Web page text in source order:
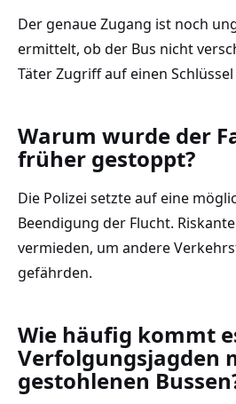
Der genaue Zugang ist noch
ermittelt, ob der Bus nicht
Täter Zugriff auf einen
Warum wurde der
früher gestoppt?
Die Polizei setzte auf eine
Beendigung der Flucht.
vermieden, um andere
gefährden.
Wie häufig kommt
Verfolgungsjagden
gestohlenen